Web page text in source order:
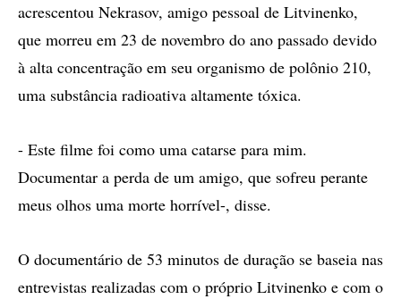
acrescentou Nekrasov, amigo pessoal de Litvinenko,
que morreu em 23 de novembro do ano passado devido
à alta concentração em seu organismo de polônio 210,
uma substância radioativa altamente tóxica.
- Este filme foi como uma catarse para mim.
Documentar a perda de um amigo, que sofreu perante
meus olhos uma morte horrível-, disse.
O documentário de 53 minutos de duração se baseia nas
entrevistas realizadas com o próprio Litvinenko e com o